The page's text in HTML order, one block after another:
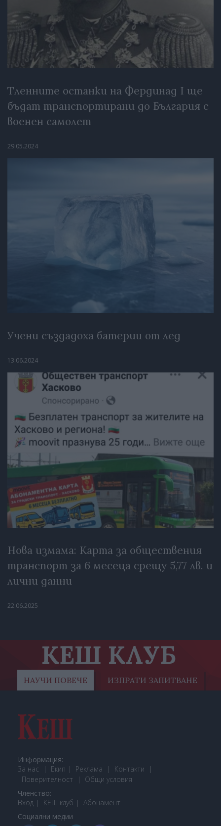
Тленните останки на Фердинад I ще
бъдат транспортирани до България с
военен самолет
29.05.2024
Учени създадоха батерии от лед
13.06.2024
Нова измама: Карта за обществения
транспорт за 6 месеца срещу 5,77 лв. и
лични данни
22.06.2025
КЕШ КЛУБ
НАУЧИ ПОВЕЧЕ ИЗПРАТИ ЗАПИТВАНЕ
Информация:
За нас
Екип Реклама
Контакти
Поверителност
Общи условия
Членство:
Вход
КЕШ клуб Абонамент
Социални медии